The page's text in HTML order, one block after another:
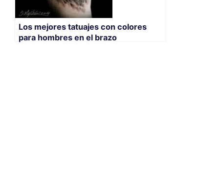
Los mejores tatuajes con colores
para hombres en el brazo